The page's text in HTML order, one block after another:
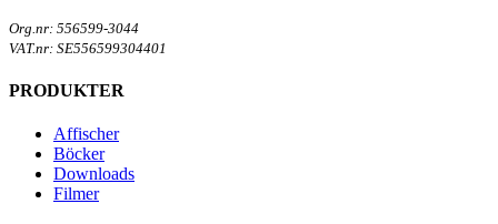
Org.nr: 556599-3044
VAT.nr: SE556599304401
PRODUKTER
Affischer
Böcker
Downloads
Filmer